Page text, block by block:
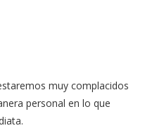
muy complacidos
personal en lo que